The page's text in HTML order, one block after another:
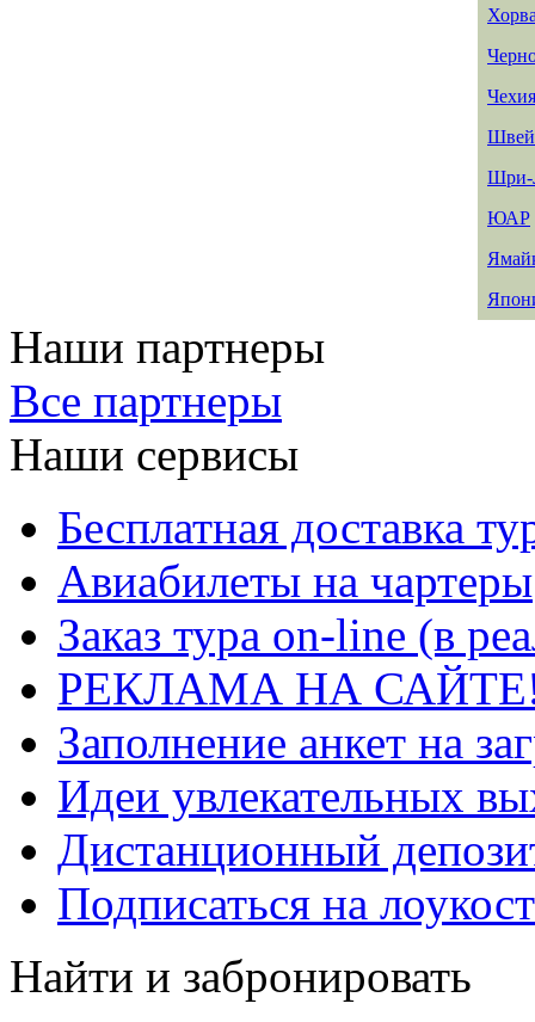
Чехия
Шри-
ЮАР
Наши партнеры
Все партнеры
Наши сервисы
Бесплатная доставка
Авиабилеты на чартеры
Заказ тура on-line (в
РЕКЛАМА НА
Заполнение анкет на
Идеи увлекательных
Дистанционный
Подписаться на
Найти и забронировать